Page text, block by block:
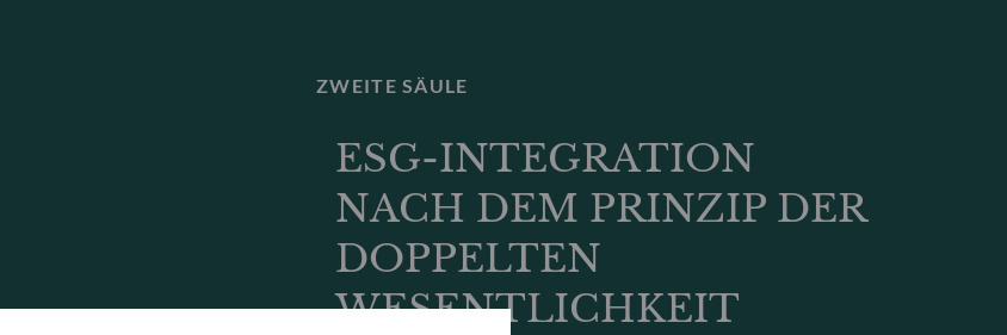
ZWEITE SÄULE
ESG-INTEGRATION
NACH DEM PRINZIP DER
DOPPELTEN
WESENTLICHKEIT